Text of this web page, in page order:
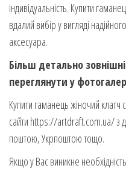
індивідуальність. Купити
вдалий вибір у вигляді
аксесуара.
Більш детально
переглянути у
Купити гаманець жіночий клатч
сайти https://artdraft.com.ua/ з
поштою, Укрпоштою тощо.
Якщо у Вас виникне